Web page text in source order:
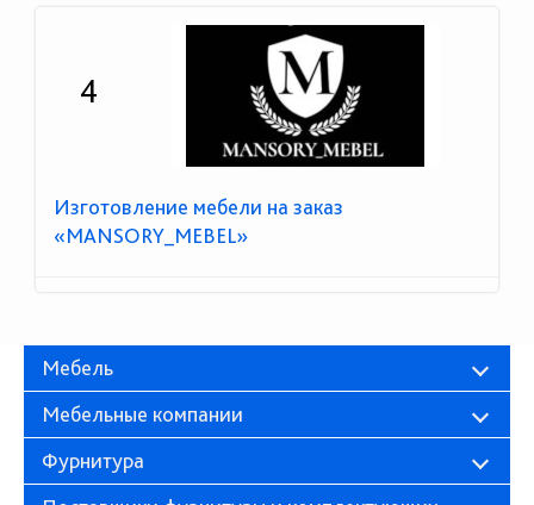
4
Изготовление мебели на заказ
«MANSORY_MEBEL»
Мебель
Мебельные компании
Фурнитура